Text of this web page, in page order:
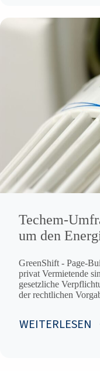
Techem-
um den
GreenShift - Page-
privat Vermietende
gesetzliche
der rechtlichen
WEITERLESEN